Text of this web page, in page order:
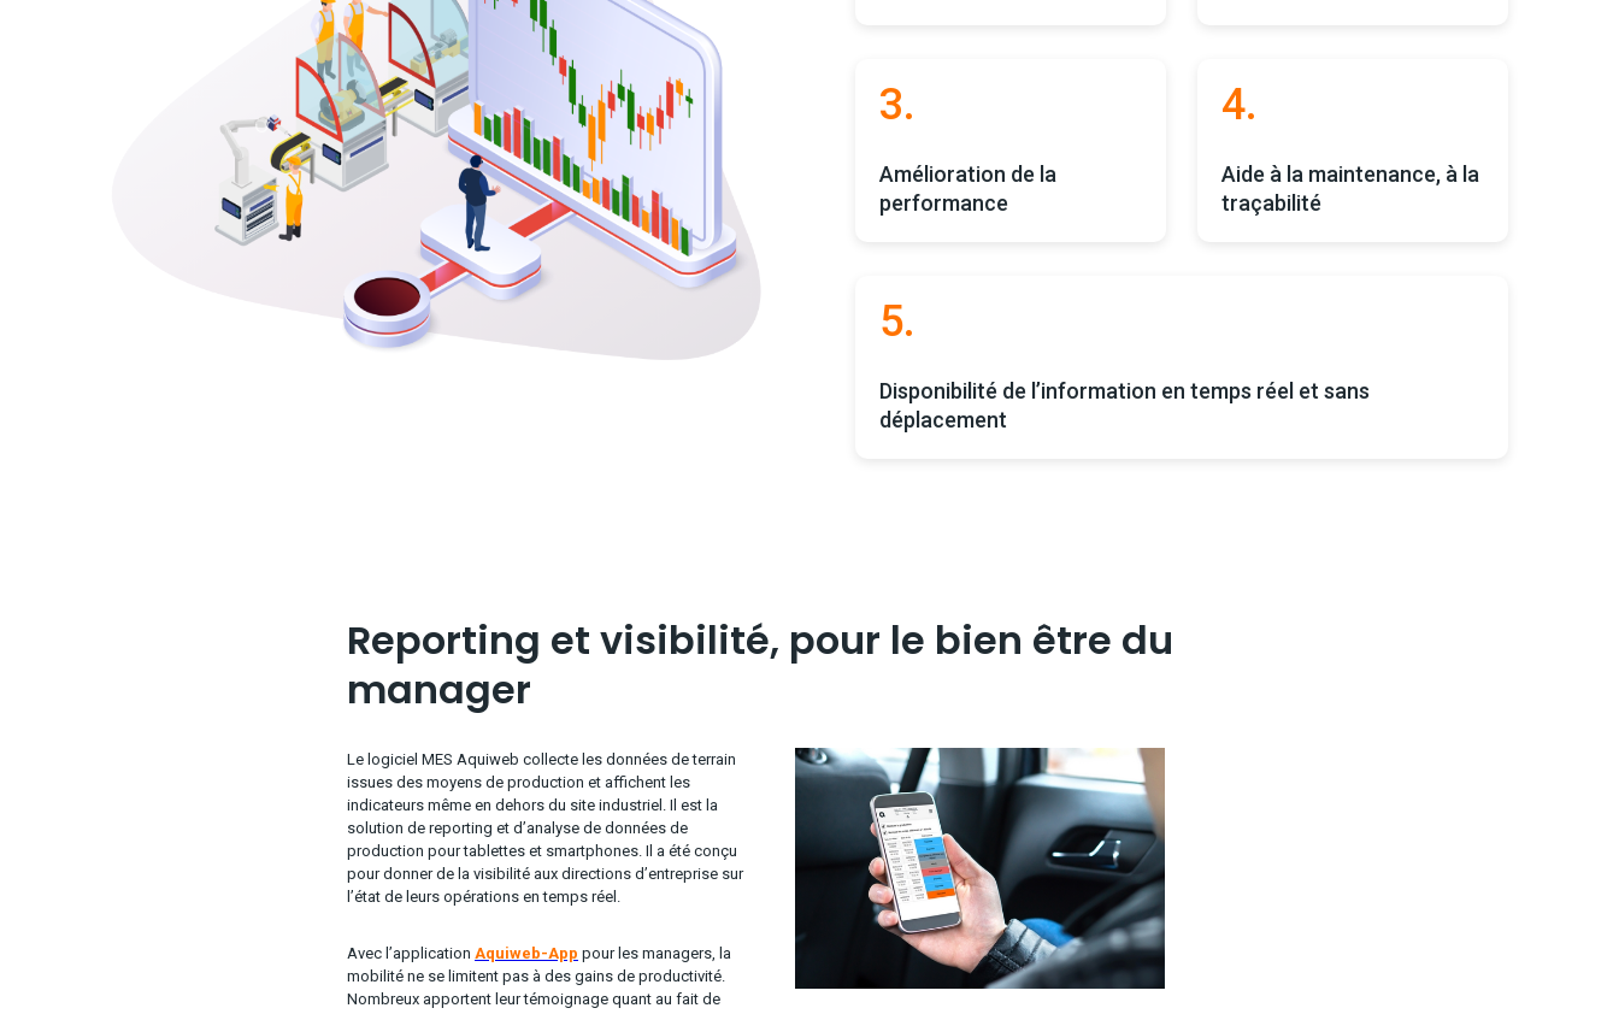
3.
Amélioration de la
performance
4.
Aide à la maintenance, à la
traçabilité
5.
Disponibilité de l’information en temps réel et sans
déplacement
Reporting et visibilité, pour le bien être du
manager
Le logiciel MES Aquiweb collecte les données de terrain
issues des moyens de production et affichent les
indicateurs même en dehors du site industriel. Il est la
solution de reporting et d’analyse de données de
production pour tablettes et smartphones. Il a été conçu
pour donner de la visibilité aux directions d’entreprise sur
l’état de leurs opérations en temps réel.
Avec l’application Aquiweb-App pour les managers, la
mobilité ne se limitent pas à des gains de productivité.
Nombreux apportent leur témoignage quant au fait de